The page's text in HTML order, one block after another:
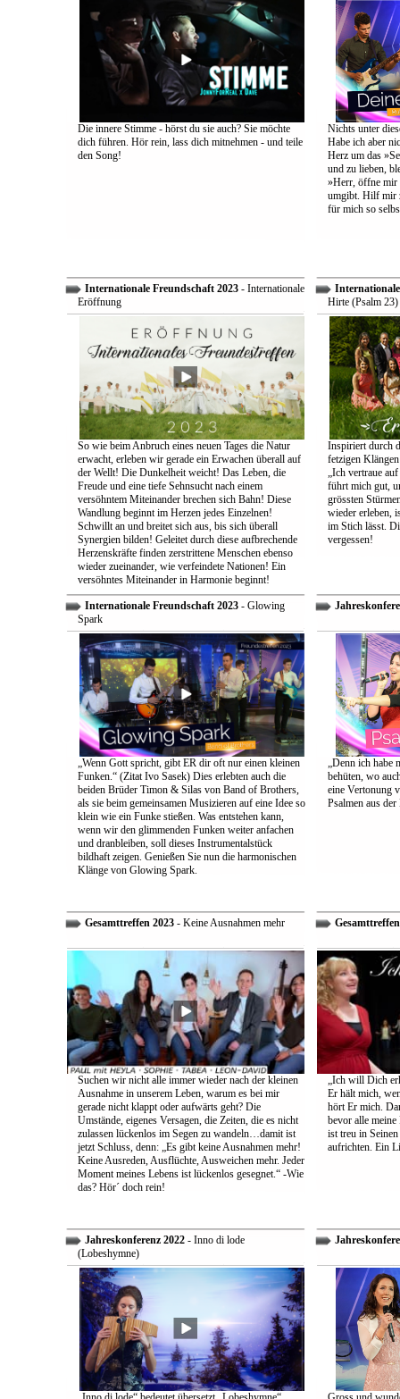
Die innere Stimme - hörst du sie auch? Sie möchte
dich führen. Hör rein, lass dich mitnehmen - und teile
den Song!
Nichts unter
Habe ich aber
Herz um das
und zu lieben,
»Herr, öffne mir
umgibt. Hilf mir
für mich so
Internationale Freundschaft 2023- Internationale
Eröffnung
So wie beim Anbruch eines neuen Tages die Natur
erwacht, erleben wir gerade ein Erwachen überall auf
der Wellt! Die Dunkelheit weicht! Das Leben, die
Freude und eine tiefe Sehnsucht nach einem
versöhntem Miteinander brechen sich Bahn! Diese
Wandlung beginnt im Herzen jedes Einzelnen!
Schwillt an und breitet sich aus, bis sich überall
Synergien bilden! Geleitet durch diese aufbrechende
Herzenskräfte finden zerstrittene Menschen ebenso
wieder zueinander, wie verfeindete Nationen! Ein
versöhntes Miteinander in Harmonie beginnt!
Hirte (Psalm 23)
Inspiriert durch
fetzigen
„Ich vertraue
führt mich gut,
grössten
wieder erleben,
im Stich lässt.
vergessen!
Internationale Freundschaft 2023- Glowing
Spark
„Wenn Gott spricht, gibt ER dir oft nur einen kleinen
Funken.“ (Zitat Ivo Sasek) Dies erlebten auch die
beiden Brüder Timon & Silas von Band of Brothers,
als sie beim gemeinsamen Musizieren auf eine Idee so
klein wie ein Funke stießen. Was entstehen kann,
wenn wir den glimmenden Funken weiter anfachen
und dranbleiben, soll dieses Instrumentalstück
bildhaft zeigen. Genießen Sie nun die harmonischen
Klänge von Glowing Spark.
„Denn ich habe
behüten, wo
eine Vertonung
Psalmen aus
Gesamttreffen 2023- Keine Ausnahmen mehr
Suchen wir nicht alle immer wieder nach der kleinen
Ausnahme in unserem Leben, warum es bei mir
gerade nicht klappt oder aufwärts geht? Die
Umstände, eigenes Versagen, die Zeiten, die es nicht
zulassen lückenlos im Segen zu wandeln…damit ist
jetzt Schluss, denn: „Es gibt keine Ausnahmen mehr!
Keine Ausreden, Ausflüchte, Ausweichen mehr. Jeder
Moment meines Lebens ist lückenlos gesegnet.“ -Wie
das? Hör´ doch rein!
„Ich will Dich
Er hält mich,
hört Er mich.
bevor alle
ist treu in
aufrichten. Ein
Jahreskonferenz 2022- Inno di lode
(Lobeshymne)